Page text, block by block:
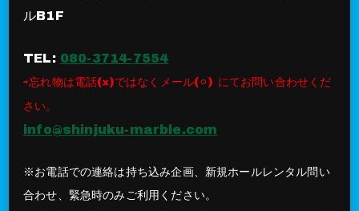
ルB1F
TEL: 080-3714-7554
⇨忘れ物は電話(×)ではなくメール(⚪︎) にてお問い合わせくだ
さい。
info@shinjuku-marble.com
※お電話での連絡は持ち込み企画、新規ホールレンタル問い
合わせ、緊急時のみご利用ください。